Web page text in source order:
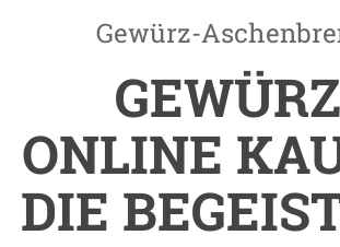
Gewürz-
ONLINE
DIE